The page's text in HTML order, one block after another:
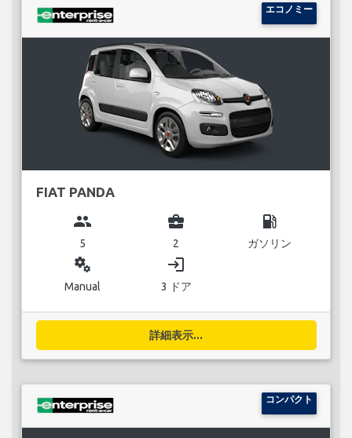
エコノミー
FIAT PANDA
group
5
business_center
2
local_gas_station
ガソリン
miscellaneous_services
Manual
login
3 ドア
詳細表示...
コンパクト